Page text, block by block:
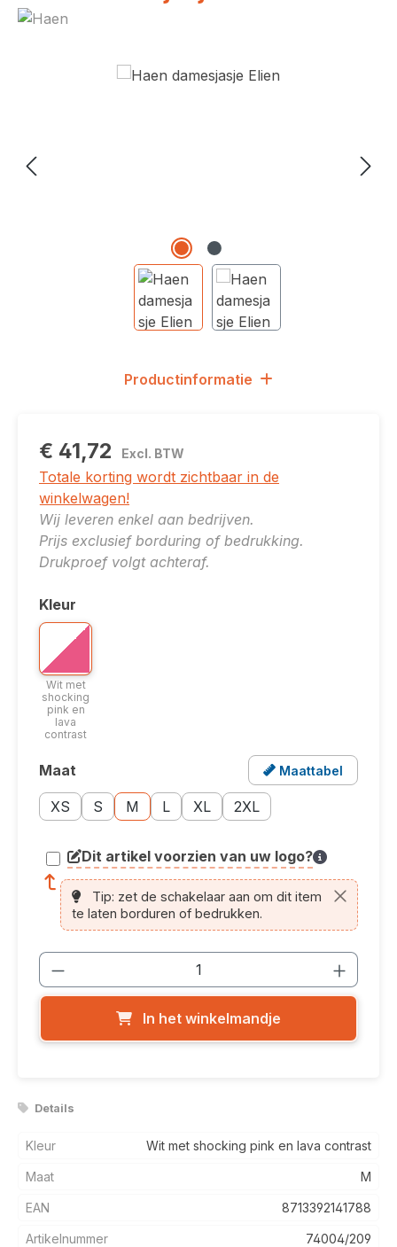
Afbeeldingengalerij overslaan
Productinformatie
€ 41,72 Excl. BTW
Totale korting wordt zichtbaar in de
winkelwagen!
Wij leveren enkel aan bedrijven.
Prijs exclusief borduring of bedrukking.
Drukproef volgt achteraf.
Selecteer
Kleur
Bicolor optie: Wit met shocking pink en lava contrast
Wit met
shocking
pink en
lava
contrast
Selecteer
Maat Maattabel
Opent een popup met de maattabel voor dit
XS
Maatoptie: XS
S
Maatoptie: S
M
Maatoptie: M
L
Maatoptie: L
XL
Maatoptie: XL
2XL
Maatoptie: 2XL
Dit artikel voorzien van uw logo?
article.printing.helptext
Tip: zet de schakelaar aan om dit item
te laten borduren of bedrukken.
Producthoeveelheid: Voer de
In het winkelmandje
Details
Kleur Wit met shocking pink en lava contrast
Maat M
EAN 8713392141788
Artikelnummer 74004/209